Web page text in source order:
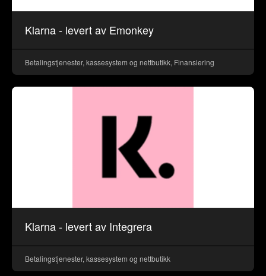
Klarna - levert av Emonkey
Betalingstjenester, kassesystem og nettbutikk, Finansiering
Klarna - levert av Integrera
Betalingstjenester, kassesystem og nettbutikk